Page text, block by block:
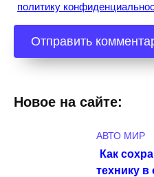
политику
Новое на сайте:
АВТО МИР
Как
технику